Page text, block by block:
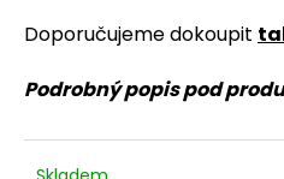
Doporučujeme dokoupit
Podrobný popis pod